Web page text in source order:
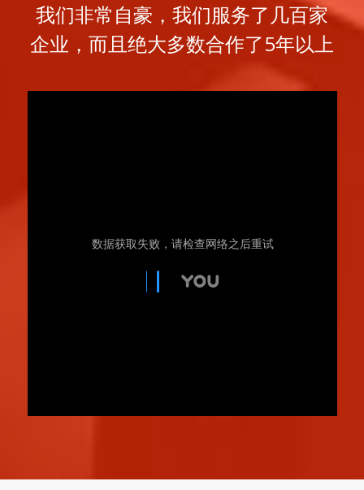
我们非常自豪，我们服务了几百家
企业，而且绝大多数合作了5年以上